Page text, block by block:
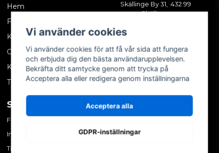
Hem
Företagskund
Kontakta oss
Om oss
Köpvillkor
Tips & trix
Skällinge By 31, 432 99
Skällinge
SOCIALA MEDIER
Facebook
Instagram
TikTok
MITT KONTO
Skapa konto
Vi använder cookies
Vi använder cookies för att få vår sida att fungera
och erbjuda dig den bästa användarupplevelsen.
Bekräfta ditt samtycke genom att trycka på
Acceptera alla eller redigera genom inställningarna
Acceptera alla
GDPR-inställningar